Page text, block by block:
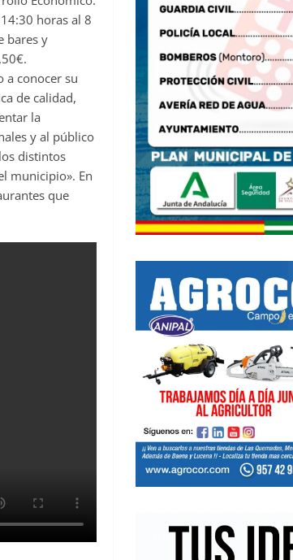
14:30 horas al 8
bares y
a conocer su
de calidad,
la
y al público
distintos
municipio». En
que